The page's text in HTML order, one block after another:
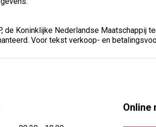
Koninklijke Nederlandse Maatschappij
Voor tekst verkoop- en
Online